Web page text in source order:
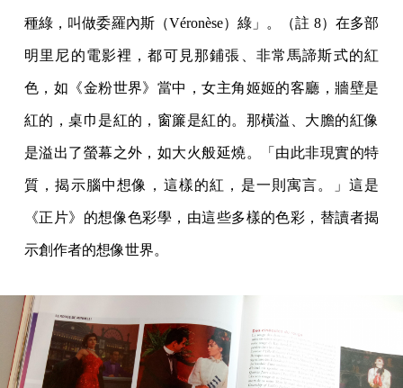
種綠，叫做委羅內斯（Véronèse）綠」。（註 8）在多部
明里尼的電影裡，都可見那鋪張、非常馬諦斯式的紅
色，如《金粉世界》當中，女主角姬姬的客廳，牆壁是
紅的，桌巾是紅的，窗簾是紅的。那橫溢、大膽的紅像
是溢出了螢幕之外，如大火般延燒。「由此非現實的特
質，揭示腦中想像，這樣的紅，是一則寓言。」這是
《正片》的想像色彩學，由這些多樣的色彩，替讀者揭
示創作者的想像世界。